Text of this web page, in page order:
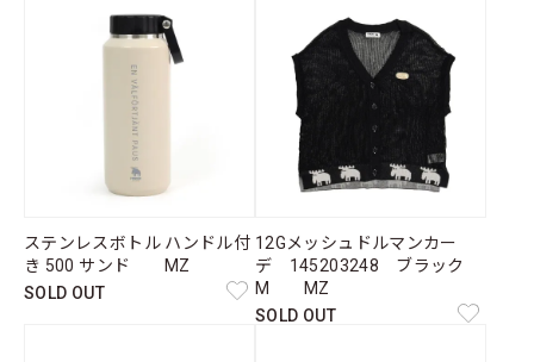
ステンレスボトル ハンドル付
き 500 サンド MZ
SOLD OUT
12Gメッシュドルマンカー
デ 145203248 ブラック
M MZ
SOLD OUT